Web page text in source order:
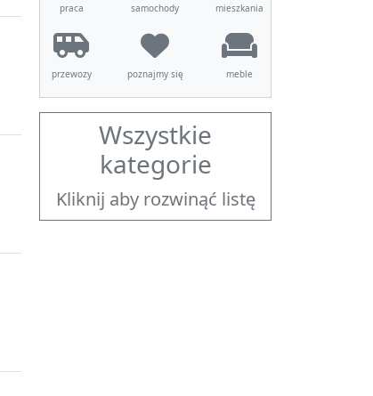
praca samochody mieszkania
przewozy poznajmy się meble
Wszystkie
kategorie
Kliknij aby rozwinąć listę